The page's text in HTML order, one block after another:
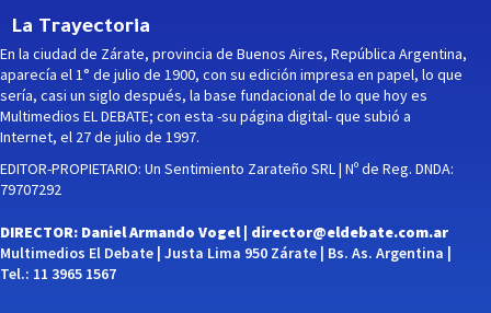
La Trayectoria
En la ciudad de Zárate, provincia de Buenos Aires, República Argentina,
aparecía el 1° de julio de 1900, con su edición impresa en papel, lo que
sería, casi un siglo después, la base fundacional de lo que hoy es
Multimedios EL DEBATE; con esta -su página digital- que subió a
Internet, el 27 de julio de 1997.
EDITOR-PROPIETARIO: Un Sentimiento Zarateño SRL | Nº de Reg. DNDA:
79707292
DIRECTOR: Daniel Armando Vogel | director@eldebate.com.ar
Multimedios El Debate | Justa Lima 950 Zárate | Bs. As. Argentina |
Tel.: 11 3965 1567